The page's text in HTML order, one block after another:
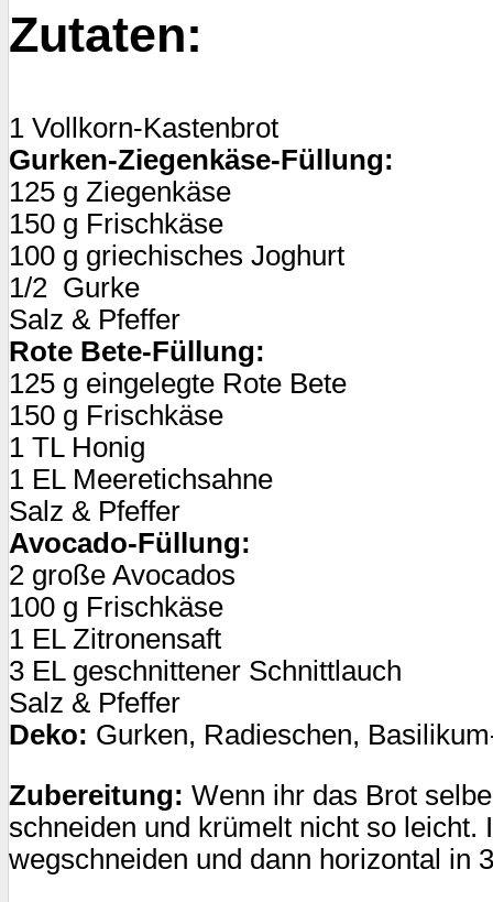
Zutaten:
1 Vollkorn-Kastenbrot
Gurken-Ziegenkäse-Füllung:
125 g Ziegenkäse
150 g Frischkäse
100 g griechisches Joghurt
1/2 Gurke
Salz & Pfeffer
Rote Bete-Füllung:
125 g eingelegte Rote Bete
150 g Frischkäse
1 TL Honig
1 EL Meeretichsahne
Salz & Pfeffer
Avocado-Füllung:
2 große Avocados
100 g Frischkäse
1 EL Zitronensaft
3 EL geschnittener Schnittlauch
Salz & Pfeffer
Deko: Gurken, Radieschen,
Zubereitung: Wenn ihr das Brot
schneiden und krümelt nicht so
wegschneiden und dann horizontal in